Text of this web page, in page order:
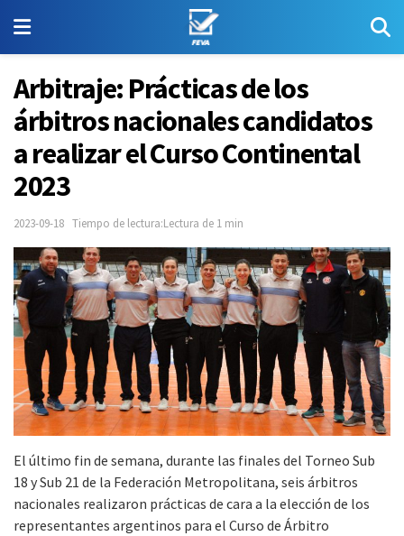
Arbitraje: Prácticas de los
árbitros nacionales candidatos
a realizar el Curso Continental
2023
2023-09-18 Tiempo de lectura:Lectura de 1 min
El último fin de semana, durante las finales del Torneo Sub
18 y Sub 21 de la Federación Metropolitana, seis árbitros
nacionales realizaron prácticas de cara a la elección de los
representantes argentinos para el Curso de Árbitro